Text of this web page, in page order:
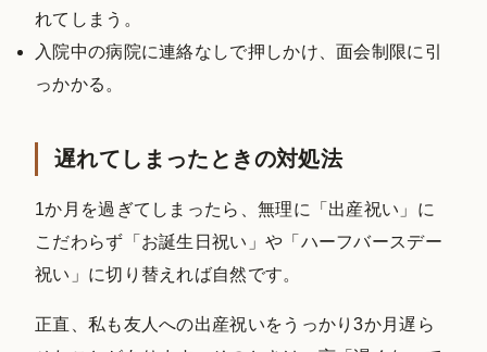
れてしまう。
入院中の病院に連絡なしで押しかけ、面会制限に引
っかかる。
遅れてしまったときの対処法
1か月を過ぎてしまったら、無理に「出産祝い」に
こだわらず「お誕生日祝い」や「ハーフバースデー
祝い」に切り替えれば自然です。
正直、私も友人への出産祝いをうっかり3か月遅ら